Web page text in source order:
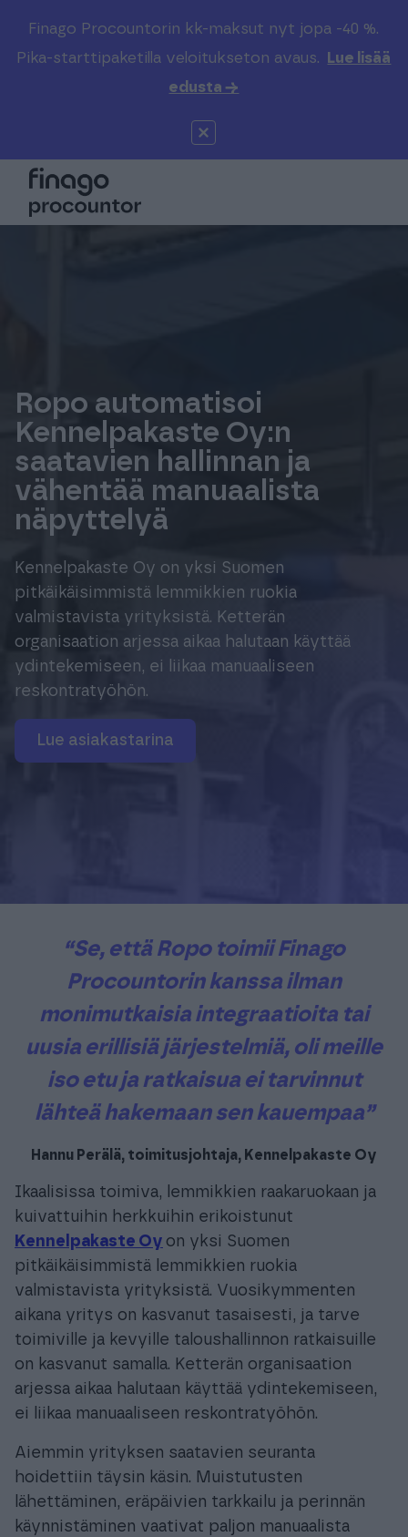
Finago Procountorin kk-maksut nyt jopa -40 %.
Pika-starttipaketilla veloitukseton avaus.
Lue lisää
edusta →
Etsi sivustolta
Valitse kieli
Global (EN)
Kirjaudu
Solo
Sopimuskone
Kenelle
Tilitoimistoille
Tuki & Koulutus
Meistä & Ajankohtaista
Tilaa Procountor
Kokeile maksutta
Kirjaudu
Ropo automatisoi
Kennelpakaste Oy:n
saatavien hallinnan ja
vähentää manuaalista
näpyttelyä
Kennelpakaste Oy on yksi Suomen
pitkäikäisimmistä lemmikkien ruokia
valmistavista yrityksistä. Ketterän
organisaation arjessa aikaa halutaan käyttää
ydintekemiseen, ei liikaa manuaaliseen
reskontratyöhön.
Lue asiakastarina
“Se, että Ropo toimii Finago
Procountorin kanssa ilman
monimutkaisia integraatioita tai
uusia erillisiä järjestelmiä, oli meille
iso etu ja ratkaisua ei tarvinnut
lähteä hakemaan sen kauempaa”
Hannu Perälä, toimitusjohtaja, Kennelpakaste Oy
Ikaalisissa toimiva, lemmikkien raakaruokaan ja
kuivattuihin herkkuihin erikoistunut
Kennelpakaste Oy on yksi Suomen
pitkäikäisimmistä lemmikkien ruokia
valmistavista yrityksistä. Vuosikymmenten
aikana yritys on kasvanut tasaisesti, ja tarve
toimiville ja kevyille taloushallinnon ratkaisuille
on kasvanut samalla. Ketterän organisaation
arjessa aikaa halutaan käyttää ydintekemiseen,
ei liikaa manuaaliseen reskontratyöhön.
Aiemmin yrityksen saatavien seuranta
hoidettiin täysin käsin. Muistutusten
lähettäminen, eräpäivien tarkkailu ja perinnän
käynnistäminen vaativat paljon manuaalista